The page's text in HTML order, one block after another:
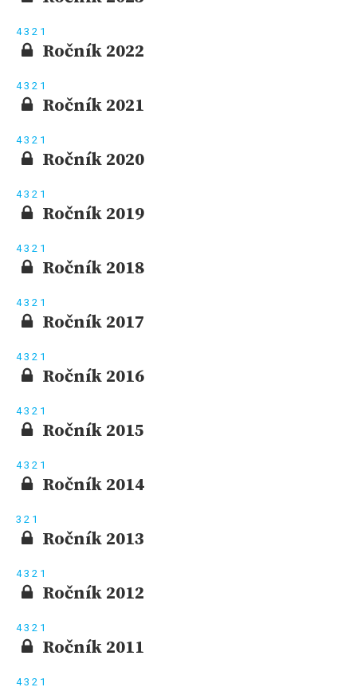
43 2 1
Ročník 2022
43 2 1
Ročník 2021
43 2 1
Ročník 2020
43 2 1
Ročník 2019
43 2 1
Ročník 2018
43 2 1
Ročník 2017
43 2 1
Ročník 2016
43 2 1
Ročník 2015
43 2 1
Ročník 2014
3 2 1
Ročník 2013
43 2 1
Ročník 2012
43 2 1
Ročník 2011
43 2 1